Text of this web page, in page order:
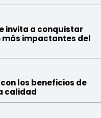
invita a conquistar
impactantes del
los beneficios de
calidad